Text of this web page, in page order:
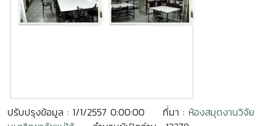
ปรับปรุงข้อมูล : 1/1/2557 0:00:00 ที่มา : ห้องสมุดงานวิจัย